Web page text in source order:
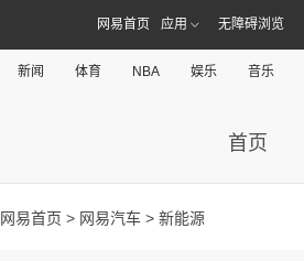
网易首页 应用 无障碍浏览
新闻 体育 NBA 娱乐 音乐
首页
网易首页 > 网易汽车 > 新能源